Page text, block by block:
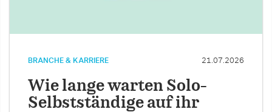
BRANCHE & KARRIERE 21.07.2026
Wie lange warten Solo-
Selbstständige auf ihr